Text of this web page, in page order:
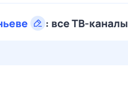
: все ТВ-каналы